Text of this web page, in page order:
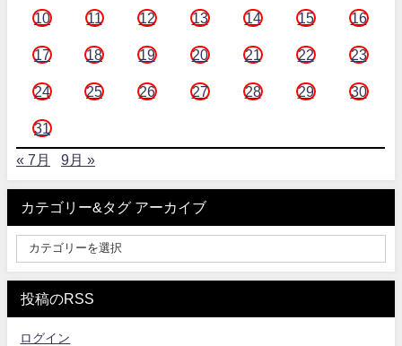
10 11 12 13 14 15 16
17 18 19 20 21 22 23
24 25 26 27 28 29 30
31
« 7月 9月 »
カテゴリー&タグ アーカイブ
投稿のRSS
ログイン